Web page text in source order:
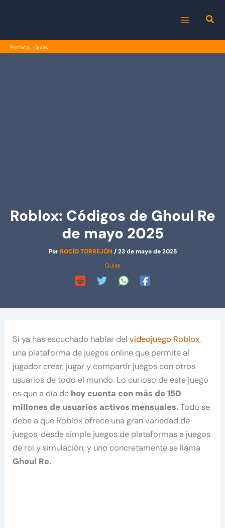
MENU
Portada › Guías
Roblox: Códigos de Ghoul Re
de mayo 2025
PorROCÍO TORREJÓN /23 de mayo de 2025
Guías
Si ya has escuchado hablar delvideojuego Roblox,
una plataforma de juegos online que permite al
jugador crear, jugar y compartir juegos con otros
usuarios de todo el mundo. Lo curioso de este juego
es que a día de hoy cuenta con más de 150
millones de usuarios activos mensuales.Todo se
debe a que Roblox ofrece una gran variedad de
juegos, desde simple juegos de plataformas a juegos
de rol y simulación, y uno concretamente se llama
Ghoul Re.